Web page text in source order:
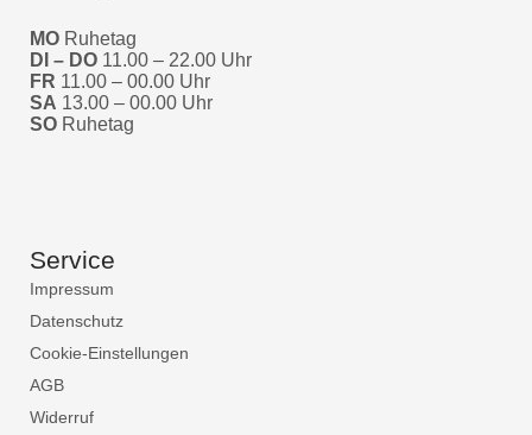
MO Ruhetag
DI – DO 11.00 – 22.00 Uhr
FR 11.00 – 00.00 Uhr
SA 13.00 – 00.00 Uhr
SO Ruhetag
Service
Impressum
Datenschutz
Cookie-Einstellungen
AGB
Widerruf